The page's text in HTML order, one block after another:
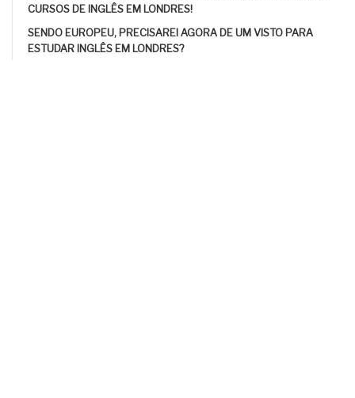
CURSOS DE INGLÊS EM LONDRES!
SENDO EUROPEU, PRECISAREI AGORA DE UM VISTO PARA
ESTUDAR INGLÊS EM LONDRES?